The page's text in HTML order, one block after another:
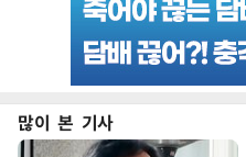
많이 본 기사